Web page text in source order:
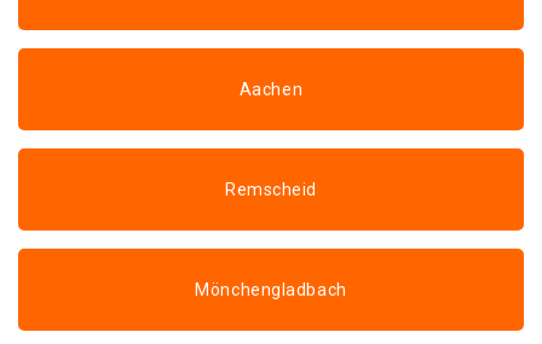
Aachen
Remscheid
Mönchengladbach